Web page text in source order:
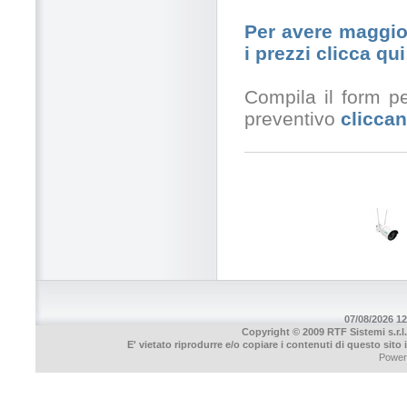
Per avere
i prezzi clicca qui
Compila il form
preventivo
07/08/2026
Copyright © 2009 RTF Sistemi
E' vietato riprodurre e/o copiare i contenuti di questo